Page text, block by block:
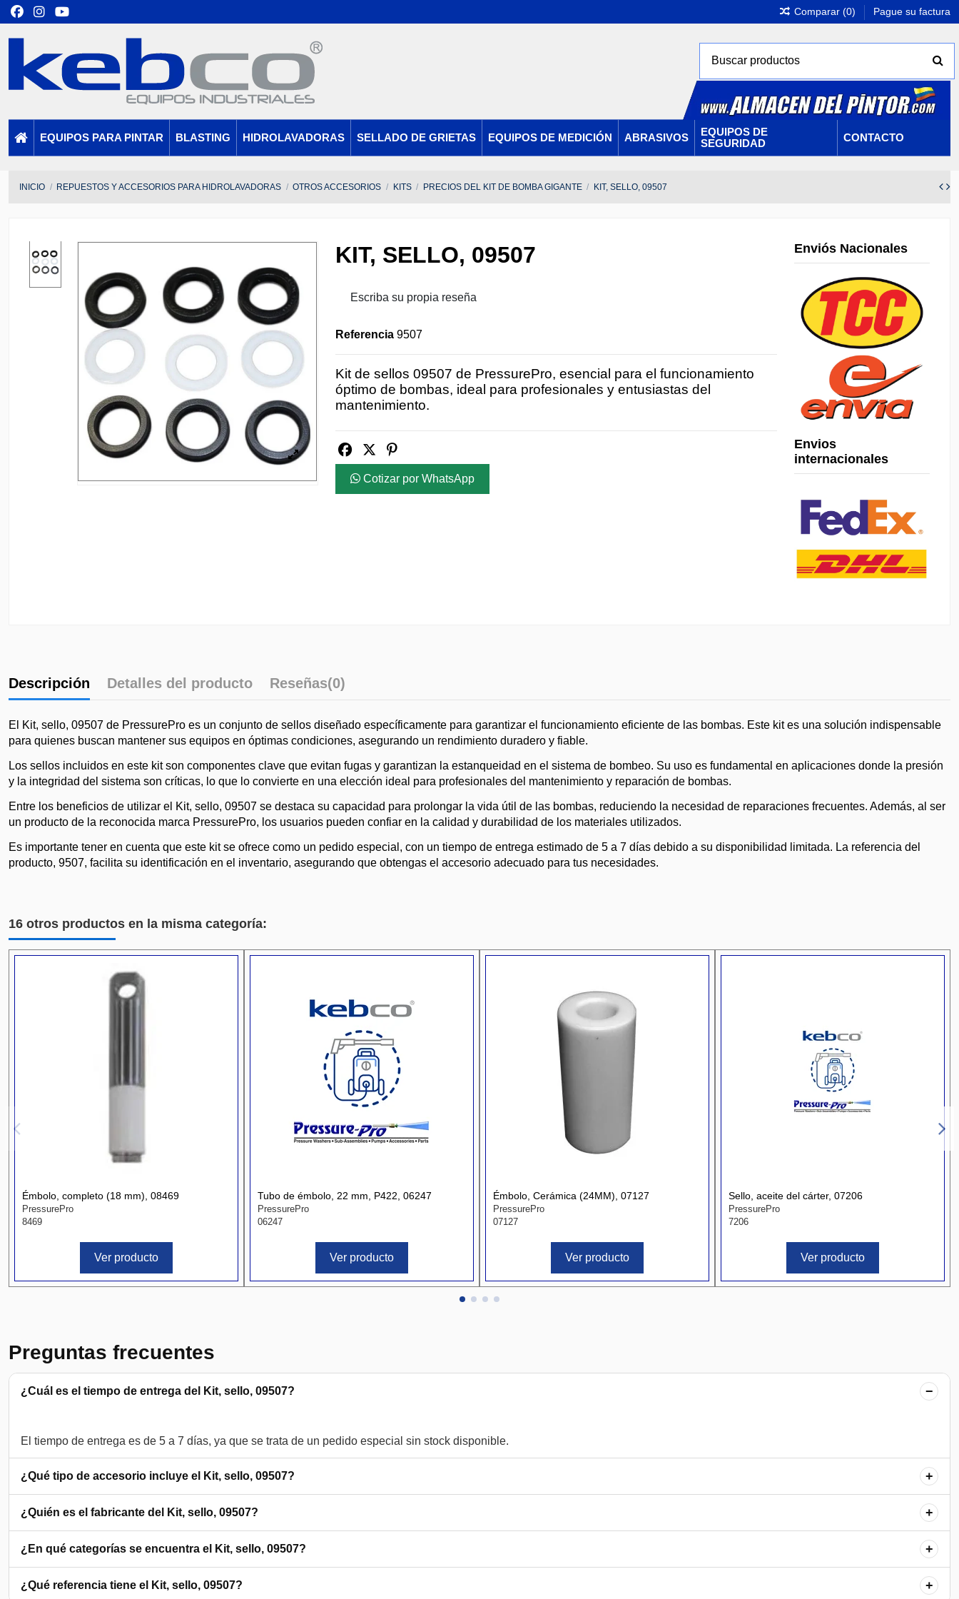
Comparar (0) Pague su factura
EQUIPOS PARA PINTAR BLASTING HIDROLAVADORAS SELLADO DE GRIETAS EQUIPOS DE MEDICIÓN ABRASIVOS
EQUIPOS DE
SEGURIDAD
CONTACTO
INICIO REPUESTOS Y ACCESORIOS PARA HIDROLAVADORAS OTROS ACCESORIOS KITS PRECIOS DEL KIT DE BOMBA GIGANTE KIT, SELLO, 09507
KIT, SELLO, 09507
Escriba su propia reseña
Referencia 9507
Kit de sellos 09507 de PressurePro, esencial para el funcionamiento
óptimo de bombas, ideal para profesionales y entusiastas del
mantenimiento.
Cotizar por WhatsApp
Enviós Nacionales
Envios
internacionales
Descripción Detalles del producto Reseñas(0)
El Kit, sello, 09507 de PressurePro es un conjunto de sellos diseñado específicamente para garantizar el funcionamiento eficiente de las bombas. Este kit es una solución indispensable
para quienes buscan mantener sus equipos en óptimas condiciones, asegurando un rendimiento duradero y fiable.
Los sellos incluidos en este kit son componentes clave que evitan fugas y garantizan la estanqueidad en el sistema de bombeo. Su uso es fundamental en aplicaciones donde la presión
y la integridad del sistema son críticas, lo que lo convierte en una elección ideal para profesionales del mantenimiento y reparación de bombas.
Entre los beneficios de utilizar el Kit, sello, 09507 se destaca su capacidad para prolongar la vida útil de las bombas, reduciendo la necesidad de reparaciones frecuentes. Además, al ser
un producto de la reconocida marca PressurePro, los usuarios pueden confiar en la calidad y durabilidad de los materiales utilizados.
Es importante tener en cuenta que este kit se ofrece como un pedido especial, con un tiempo de entrega estimado de 5 a 7 días debido a su disponibilidad limitada. La referencia del
producto, 9507, facilita su identificación en el inventario, asegurando que obtengas el accesorio adecuado para tus necesidades.
16 otros productos en la misma categoría:
Émbolo, completo (18 mm), 08469
PressurePro
8469
Ver producto
Tubo de émbolo, 22 mm, P422, 06247
PressurePro
06247
Ver producto
Émbolo, Cerámica (24MM), 07127
PressurePro
07127
Ver producto
Sello, aceite del cárter, 07206
PressurePro
7206
Ver producto
Preguntas frecuentes
¿Cuál es el tiempo de entrega del Kit, sello, 09507? −
¿Qué tipo de accesorio incluye el Kit, sello, 09507? +
¿Quién es el fabricante del Kit, sello, 09507? +
¿En qué categorías se encuentra el Kit, sello, 09507? +
¿Qué referencia tiene el Kit, sello, 09507? +